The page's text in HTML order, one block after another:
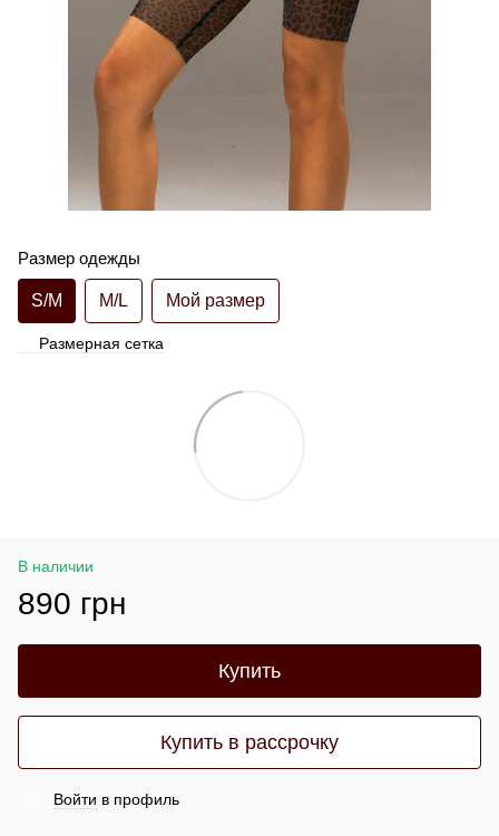
Размер одежды
S/M M/L Мой размер
Размерная сетка
В наличии
890 грн
Купить
Купить в рассрочку
Войти в профиль